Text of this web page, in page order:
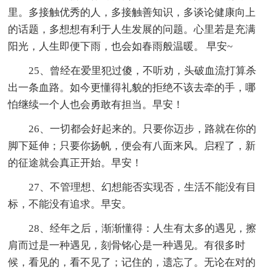
里。多接触优秀的人，多接触善知识，多谈论健康向上
的话题，多想想有利于人生发展的问题。心里若是充满
阳光，人生即便下雨，也会如春雨般温暖。 早安~
25、曾经在爱里犯过傻，不听劝，头破血流打算杀
出一条血路。如今更懂得礼貌的拒绝不该去牵的手，哪
怕继续一个人也会勇敢有担当。早安！
26、一切都会好起来的。只要你迈步，路就在你的
脚下延伸；只要你扬帆，便会有八面来风。启程了，新
的征途就会真正开始。早安！
27、不管理想、幻想能否实现否，生活不能没有目
标，不能没有追求。早安。
28、经年之后，渐渐懂得：人生有太多的遇见，擦
肩而过是一种遇见，刻骨铭心是一种遇见。有很多时
候，看见的，看不见了；记住的，遗忘了。无论在对的